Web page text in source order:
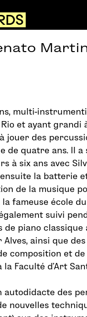
multi-
et ayant grandi
jouer des
de quatre ans. Il a
à six ans avec
la batterie
de la musique
fameuse école
suivi
de piano classique
Alves, ainsi que
composition et
Faculté d’Art
autodidacte des
nouvelles